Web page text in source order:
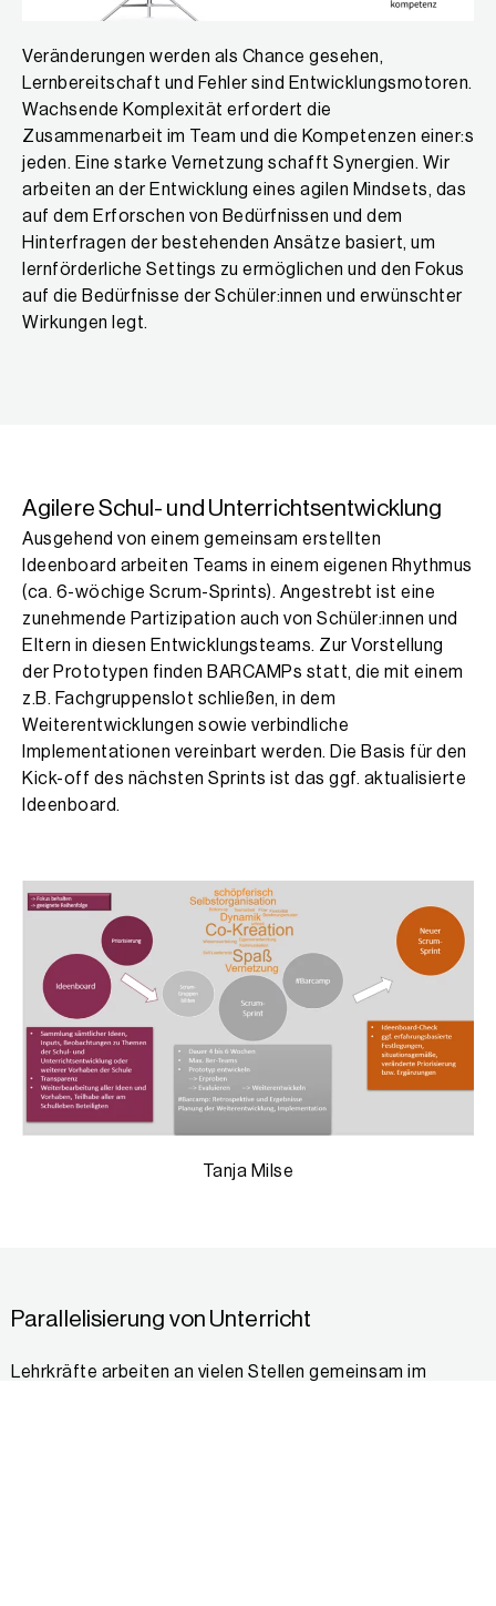
Veränderungen werden als Chance gesehen,
Lernbereitschaft und Fehler sind Entwicklungsmotoren.
Wachsende Komplexität erfordert die
Zusammenarbeit im Team und die Kompetenzen einer:s
jeden. Eine starke Vernetzung schafft Synergien. Wir
arbeiten an der Entwicklung eines agilen Mindsets, das
auf dem Erforschen von Bedürfnissen und dem
Hinterfragen der bestehenden Ansätze basiert, um
lernförderliche Settings zu ermöglichen und den Fokus
auf die Bedürfnisse der Schüler:innen und erwünschter
Wirkungen legt.
Agilere Schul- und Unterrichtsentwicklung
Ausgehend von einem gemeinsam erstellten
Ideenboard arbeiten Teams in einem eigenen Rhythmus
(ca. 6-wöchige Scrum-Sprints). Angestrebt ist eine
zunehmende Partizipation auch von Schüler:innen und
Eltern in diesen Entwicklungsteams. Zur Vorstellung
der Prototypen finden BARCAMPs statt, die mit einem
z.B. Fachgruppenslot schließen, in dem
Weiterentwicklungen sowie verbindliche
Implementationen vereinbart werden. Die Basis für den
Kick-off des nächsten Sprints ist das ggf. aktualisierte
Ideenboard.
Tanja Milse
Parallelisierung von Unterricht
Lehrkräfte arbeiten an vielen Stellen gemeinsam im